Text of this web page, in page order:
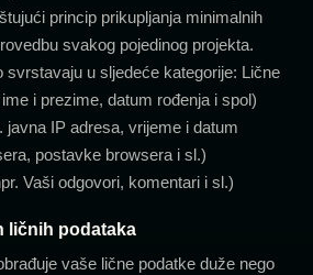
princip prikupljanja minimalnih
svakog pojedinog projekta.
svrstavaju u sljedeće kategorije: Lične
i prezime, datum rođenja i spol)
javna IP adresa, vrijeme i datum
postavke browsera i sl.)
Vaši odgovori, komentari i sl.)
ličnih podataka
vaše lične podatke duže nego